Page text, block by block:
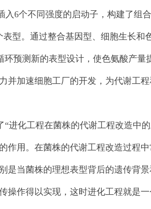
入6个不同强度的启动子，构建了组
型。通过整合基因型、细胞生长和
预测新的表型设计，使色氨酸产量
并加速细胞工厂的开发，为代谢工
化工程在菌株的代谢工程改造中
作用。在菌株的代谢工程改造过程
是当菌株的理想表型背后的遗传背
操作得以实现，这时进化工程就是